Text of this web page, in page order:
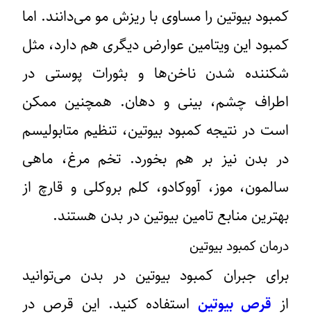
کمبود بیوتین را مساوی با ریزش مو می‌دانند. اما
کمبود این ویتامین عوارض دیگری هم دارد، مثل
شکننده شدن ناخن‌ها و بثورات پوستی در
اطراف چشم، بینی و دهان. همچنین ممکن
است در نتیجه کمبود بیوتین، تنظیم متابولیسم
در بدن نیز بر هم بخورد. تخم مرغ، ماهی
سالمون، موز، آووکادو، کلم بروکلی و قارچ از
بهترین منابع تامین بیوتین در بدن هستند.
درمان کمبود بیوتین
برای جبران کمبود بیوتین در بدن می‌توانید
از قرص بیوتین استفاده کنید. این قرص در